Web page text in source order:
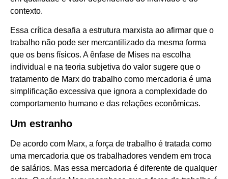
contexto.
Essa crítica desafia a estrutura marxista ao afirmar que o
trabalho não pode ser mercantilizado da mesma forma
que os bens físicos. A ênfase de Mises na escolha
individual e na teoria subjetiva do valor sugere que o
tratamento de Marx do trabalho como mercadoria é uma
simplificação excessiva que ignora a complexidade do
comportamento humano e das relações econômicas.
Um estranho
De acordo com Marx, a força de trabalho é tratada como
uma mercadoria que os trabalhadores vendem em troca
de salários. Mas essa mercadoria é diferente de qualquer